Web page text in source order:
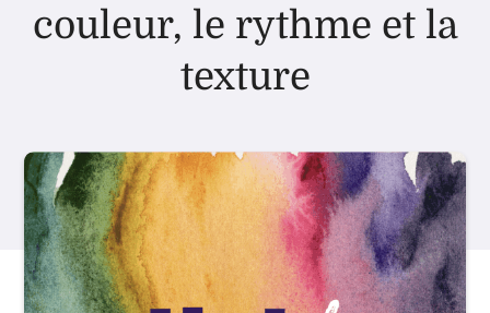
ZH_TW
À propos de nous
Produits
Événements
Blog
couleur, le rythme et la
texture